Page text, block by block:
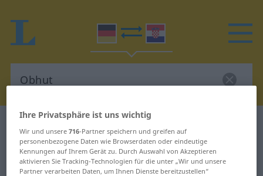
Deutsch-Kroatisch Übersetzung für
"Obhut"
Ihre Privatsphäre ist uns wichtig
Wir und unsere716-Partner speichern und greifen auf
personenbezogene Daten wie Browserdaten oder eindeutige
Kennungen auf Ihrem Gerät zu. Durch Auswahl von Akzeptieren
aktivieren Sie Tracking-Technologien für die unter „Wir und unsere
Partner verarbeiten Daten, um Ihnen Dienste bereitzustellen“